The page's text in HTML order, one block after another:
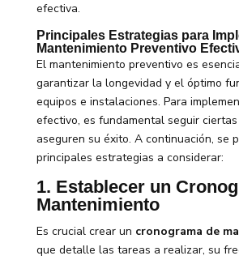
efectiva.
Principales Estrategias para
Mantenimiento Preventivo
El mantenimiento preventivo es
garantizar la longevidad y el óptimo
equipos e instalaciones. Para
efectivo, es fundamental seguir
aseguren su éxito. A continuación, se
principales estrategias a considerar:
1. Establecer un
Mantenimiento
Es crucial crear un cronograma de
que detalle las tareas a realizar, su